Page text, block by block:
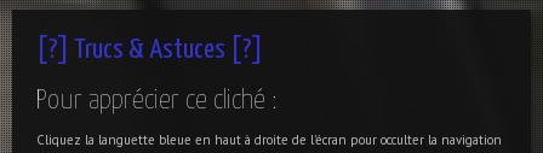
[?] Trucs & Astuces [?]
Pour apprécier ce cliché :
Cliquez la languette bleue en haut à droite de l'écran pour occulter la navigation